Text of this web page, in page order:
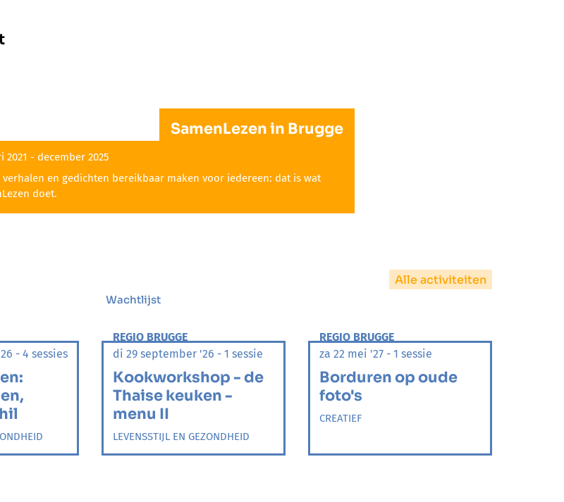
project SamenLezen in Brugge
SamenLezen in Brugge
2021 - december 2025
verhalen en gedichten bereikbaar maken voor iedereen: dat is wat
doet.
Alle activiteiten
- 4 sessies
Wachtlijst
REGIO BRUGGE
di 29 september '26 - 1 sessie
Kookworkshop - de
Thaise keuken -
menu II
LEVENSSTIJL EN GEZONDHEID
REGIO BRUGGE
za 22 mei '27 - 1 sessie
Borduren op oude
foto's
CREATIEF